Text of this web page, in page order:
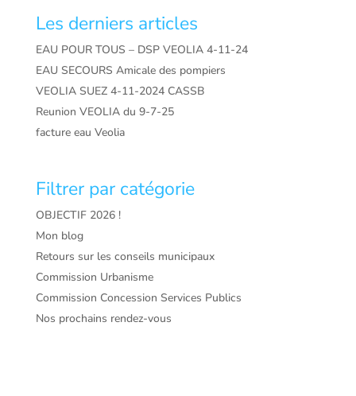
Les derniers articles
EAU POUR TOUS – DSP VEOLIA 4-11-24
EAU SECOURS Amicale des pompiers
VEOLIA SUEZ 4-11-2024 CASSB
Reunion VEOLIA du 9-7-25
facture eau Veolia
Filtrer par catégorie
OBJECTIF 2026 !
Mon blog
Retours sur les conseils municipaux
Commission Urbanisme
Commission Concession Services Publics
Nos prochains rendez-vous